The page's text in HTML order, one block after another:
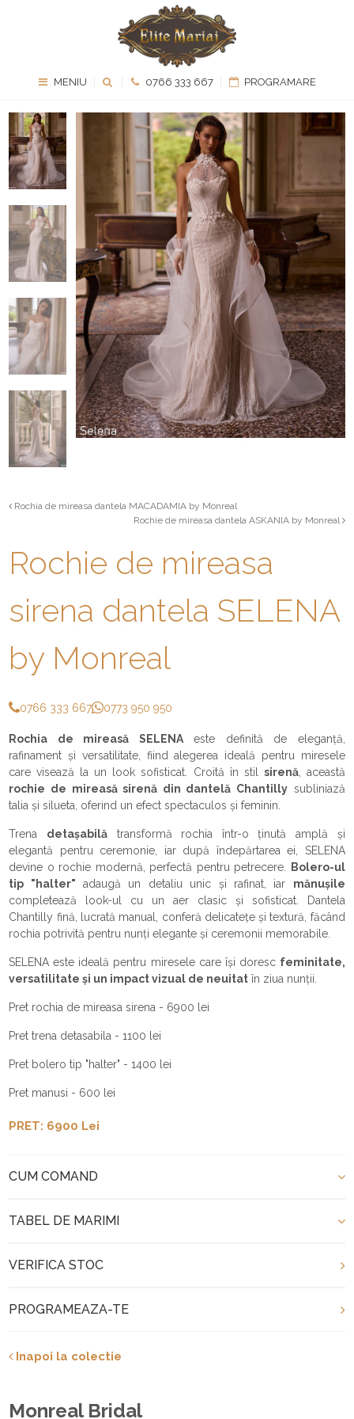
MENIU 0766 333 667 PROGRAMARE
Rochia de mireasa dantela MACADAMIA by Monreal
Rochie de mireasa dantela ASKANIA by Monreal
Rochie de mireasa
sirena dantela SELENA
by Monreal
0766 333 667 0773 950 950
Rochia de mireasă SELENAeste definită de eleganță,
rafinament și versatilitate, fiind alegerea ideală pentru miresele
care visează la un look sofisticat. Croită în stil sirenă, această
rochie de mireasă sirenă din dantelă Chantilly subliniază
talia și silueta, oferind un efect spectaculos și feminin.
Trena detașabilătransformă rochia într-o ținută amplă și
elegantă pentru ceremonie, iar după îndepărtarea ei, SELENA
devine o rochie modernă, perfectă pentru petrecere.
Bolero-ul
tip "halter" adaugă un detaliu unic și rafinat, iar mănușile
completează look-ul cu un aer clasic și sofisticat. Dantela
Chantilly fină, lucrată manual, conferă delicatețe și textură, făcând
rochia potrivită pentru nunți elegante și ceremonii memorabile.
SELENA este ideală pentru miresele care își doresc feminitate,
versatilitate și un impact vizual de neuitat în ziua nunții.
Pret rochia de mireasa sirena - 6900 lei
Pret trena detasabila - 1100 lei
Pret bolero tip "halter" - 1400 lei
Pret manusi - 600 lei
PRET: 6900 Lei
CUM COMAND
TABEL DE MARIMI
VERIFICA STOC
PROGRAMEAZA-TE
Inapoi la colectie
Monreal Bridal